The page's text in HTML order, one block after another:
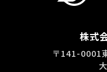
株式
〒141-0001